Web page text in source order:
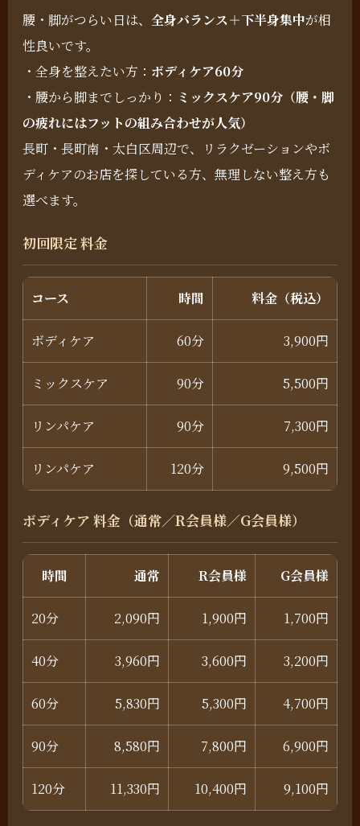
腰・脚がつらい日は、 全身バランス＋下半身集中が相
性良いです。
・全身を整えたい方： ボディケア60分
・腰から脚までしっかり： ミックスケア90分（腰・脚
の疲れにはフットの組み合わせが人気）
長町・長町南・太白区周辺で、リラクゼーションやボ
ディケアのお店を探している方、無理しない整え方も
選べます。
初回限定 料金
コース 時間 料金（税込）
ボディケア 60分 3,900円
ミックスケア 90分 5,500円
リンパケア 90分 7,300円
リンパケア 120分 9,500円
ボディケア 料金（通常／R会員様／G会員様）
時間 通常 R会員様 G会員様
20分 2,090円 1,900円 1,700円
40分 3,960円 3,600円 3,200円
60分 5,830円 5,300円 4,700円
90分 8,580円 7,800円 6,900円
120分 11,330円 10,400円 9,100円